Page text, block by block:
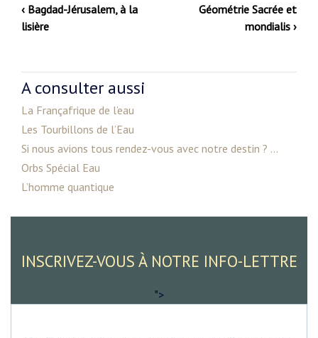
‹ Bagdad-Jérusalem, à la
lisière
Géométrie Sacrée et
mondialis ›
A consulter aussi
La Françafrique de l’eau
Les Tourbillons de l’Eau
Si nous avions tous rendez-vous avec notre destin ? ...
Orbs Spécial Eau
L’homme quantique
INSCRIVEZ-VOUS À NOTRE INFO-LETTRE
">